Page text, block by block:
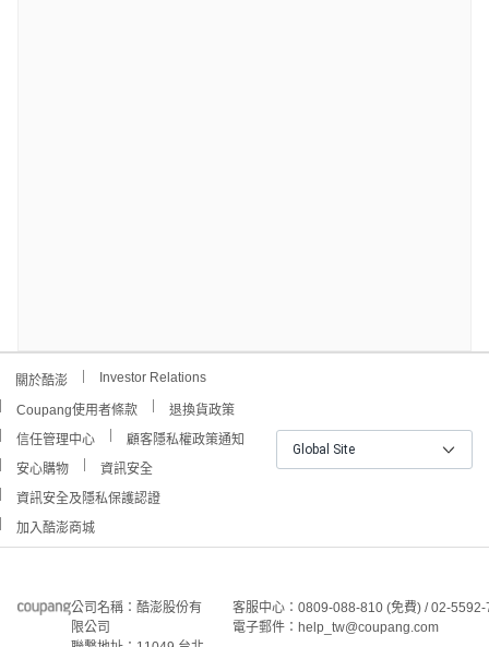
關於酷澎 Investor Relations
Coupang使用者條款
退換貨政策
信任管理中心
顧客隱私權政策通知
安心購物
資訊安全
資訊安全及隱私保護認證
加入酷澎商城
Global Site
公司名稱：酷澎股份有
限公司
客服中心：0809-088-810 (免費) / 02-
電子郵件：help_tw@coupang.com